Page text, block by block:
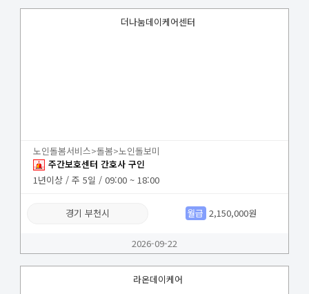
더나눔데이케어센터
노인돌봄서비스>돌봄>노인돌보미
주간보호센터 간호사 구인
1년이상 / 주 5일 / 09:00 ~ 18:00
경기 부천시 월급 2,150,000원
2026-09-22
라온데이케어